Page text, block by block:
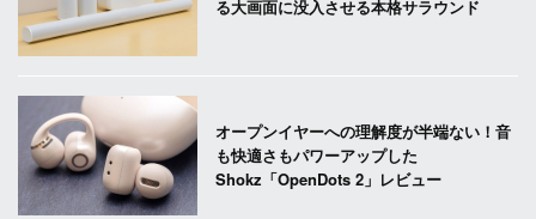
る大画面に没入させる本格サラウンド
オープンイヤーへの理解度が半端ない！音
も快適さもパワーアップした
Shokz「OpenDots 2」レビュー